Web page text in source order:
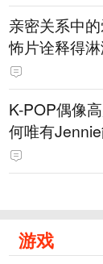
亲密关系中
怖片诠释得
K-POP偶像
何唯有
游戏